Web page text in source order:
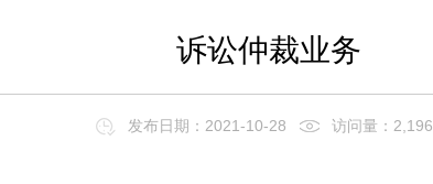
诉讼仲裁业务
发布日期：2021-10-28 访问量：2,196